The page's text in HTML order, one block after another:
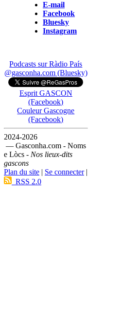
E-mail
Facebook
Bluesky
Instagram
Podcasts sur Ràdio País
@gasconha.com (Bluesky)
Esprit GASCON
(Facebook)
Couleur Gascogne
(Facebook)
2024-2026
— Gasconha.com - Noms
e Lòcs - Nos lieux-dits
gascons
Plan du site | Se connecter|
RSS 2.0